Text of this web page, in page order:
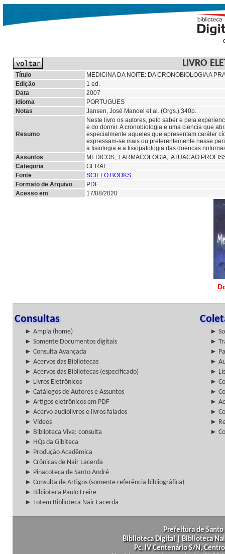
LIVRO
Título
MEDICINA DA NOITE: DA CRONOBIOLOGIA A
Edição
1 ed.
Data
2007
Idioma
PORTUGUES
Notas
Jansen, José Manoel et al. (Orgs.) 340p.
Resumo
Neste livro os autores, pelo saber e pela
e do dormir. A cronobiologia e uma ciencia que
especialmente aqueles que apresentam caráter
expressam-se mais ou preferentemente nesse
a fisiologia e a fisiopatologia das doencas
Assuntos
MEDICOS; FARMACOLOGIA; ATUACAO
Categoria
GERAL
Fonte
SCIELO BOOKS
Formato de Arquivo
PDF
Acesso em
17/08/2020
Consultas
► Ampla (home)
►
► Somente Documentos digitais
►
► Consulta Avançada
►
► Acervos das Bibliotecas
►
► Acervos das Bibliotecas (especificado)
►
► Livros Eletrônicos
►
► Catálogos de Autores e Assuntos
►
► Artigos eletrônicos em PDF
►
► Acervo audiolivros e livros falados
►
► Vídeos
►
► Biblioteca Viva: consulta
►
► HQs da Gibiteca
► Produção Acadêmica
► Crônicas de Nair Lacerda
► Pinacoteca de Santo André
► Consulta de Artigos (somente referência bibliográfica)
► Biblioteca Paulo Freire
► Totem Biblioteca Nair Lacerda
Prefeitura de
Biblioteca Digital | Biblioteca
Pc. IV Centenário S/N,